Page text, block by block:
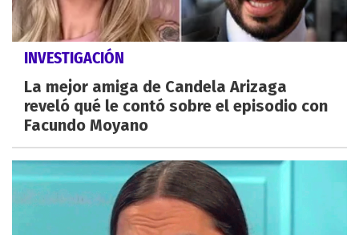
INVESTIGACIÓN
La mejor amiga de Candela Arizaga
reveló qué le contó sobre el episodio con
Facundo Moyano